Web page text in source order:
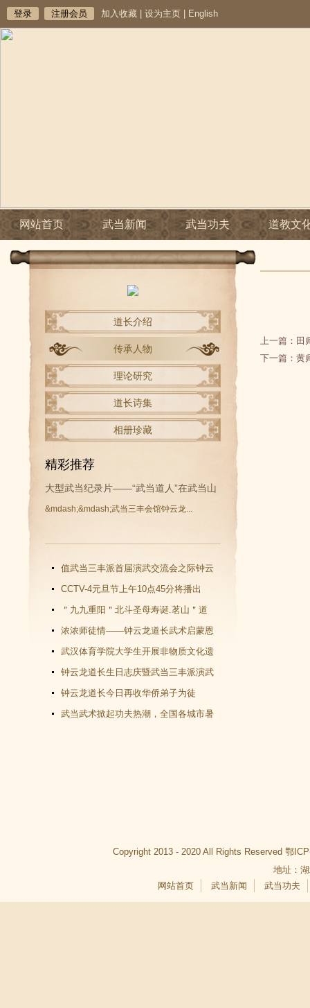
登录 注册会员 加入收藏 设为主页 English
网站首页 武当新闻 武当功夫 道教文
道长介绍
传承人物
理论研究
道长诗集
相册珍藏
精彩推荐
大型武当纪录片——“武当道人”在武当山
&mdash;&mdash;武当三丰会馆钟云龙...
值武当三丰派首届演武交流会之际钟云
龙道长再收新徒
CCTV-4元旦节上午10点45分将播出
《武当功夫传人 钟云龙》纪录片
＂九九重阳＂北斗圣母寿诞.茗山＂道
教文化＂汇演圆满谢幕
浓浓师徒情——钟云龙道长武术启蒙恩
师千里赴武当会面
武汉体育学院大学生开展非物质文化遗
产（武当武术）调查活动
钟云龙道长生日志庆暨武当三丰派演武
交流大会成功举办
钟云龙道长今日再收华侨弟子为徒
武当武术掀起功夫热潮，全国各城市暑
上一篇： 田
下一篇： 黄
Copyright 2013 - 2020 All Rights Reserved 鄂
地址：
网站首页
武当新闻 武当功夫